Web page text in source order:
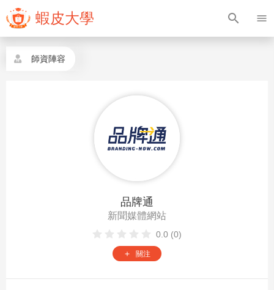
蝦皮大學 search menu
師資陣容
品牌通
新聞媒體網站
0.0 (0)
add 關注